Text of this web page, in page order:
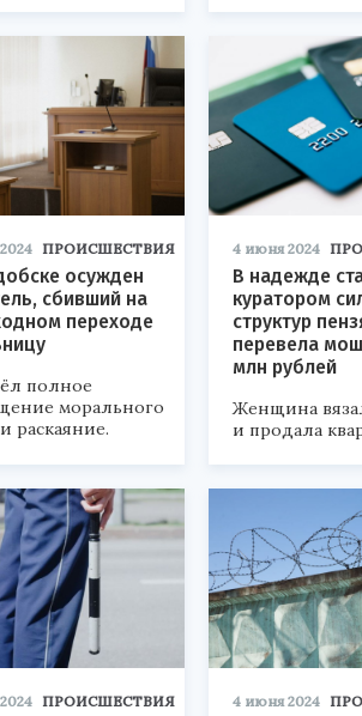
ПРОИСШЕСТВИЯ
осужден
сбивший на
переходе
полное
морального
раскаяние.
4 июня 2024
В надежде
куратором
структур
перевела
млн рублей
Женщина
и продала
ПРОИСШЕСТВИЯ 4 июня 2024